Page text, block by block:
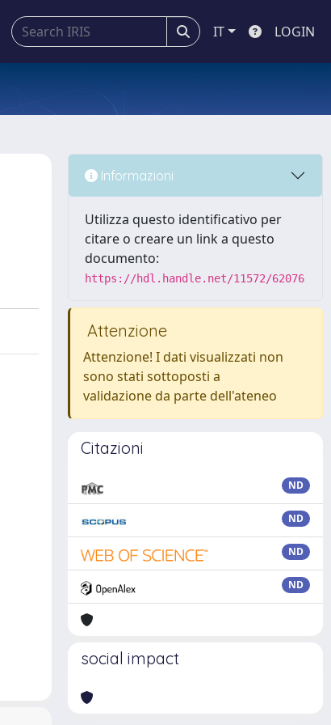
IT LOGIN
Informazioni
Utilizza questo identificativo per
citare o creare un link a questo
documento:
https://hdl.handle.net/11572/62076
Attenzione
Attenzione! I dati visualizzati non
sono stati sottoposti a
validazione da parte dell'ateneo
Citazioni
ND
ND
ND
ND
social impact